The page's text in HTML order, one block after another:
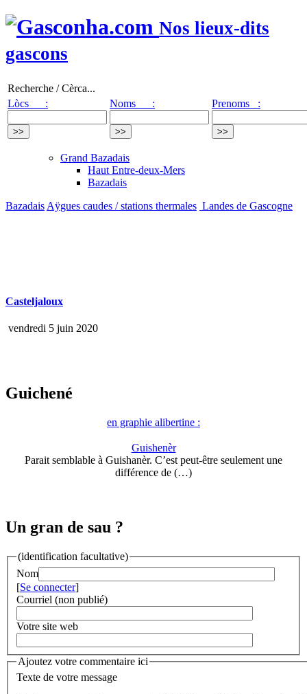
Nos lieux-dits
gascons
Recherche / Cèrca...
Lòcs :
Noms : Prenoms :
Grand Bazadais
Haut Entre-deux-Mers
Bazadais
Bazadais Aÿgues caudes / stations thermales Landes de Gascogne
Casteljaloux
vendredi 5 juin 2020
Guichené
en graphie alibertine :
Guishenèr
Parait semblable à Guishanèr. C’est peut-être seulement une
différence de (…)
Un gran de sau ?
(identification facultative)
Nom
[Se connecter]
Courriel (non publié)
Votre site web
Ajoutez votre commentaire ici
Texte de votre message